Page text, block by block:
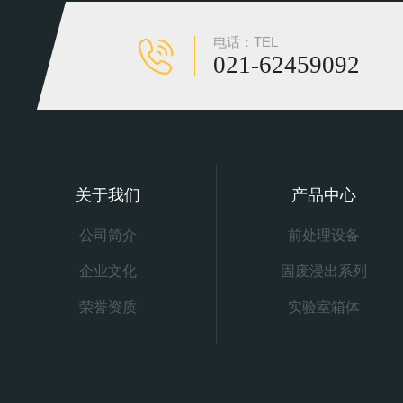
电话：TEL
021-62459092
关于我们
公司简介
企业文化
荣誉资质
产品中心
前处理设备
固废浸出系列
实验室箱体